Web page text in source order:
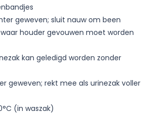
geweven; sluit nauw om been
houder gevouwen moet worden
kan geledigd worden zonder
geweven; rekt mee als urinezak voller
(in waszak)